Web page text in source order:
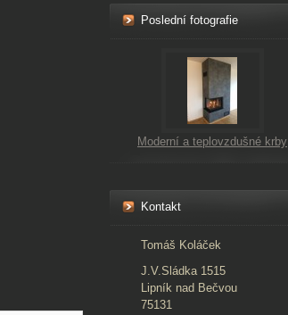
Poslední fotografie
Moderní a teplovzdušné krby
Kontakt
Tomáš Koláček
J.V.Sládka 1515
Lipník nad Bečvou
75131